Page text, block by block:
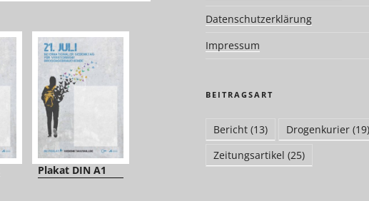
Plakat DIN A1
Datenschutzerklärung
Impressum
BEITRAGSART
Bericht(13) Drogenkurier(19)
Zeitungsartikel (25)